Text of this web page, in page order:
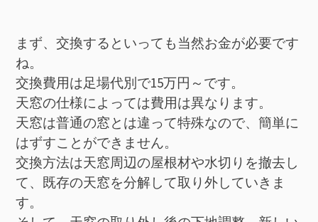
まず、交換するといっても当然お金が必要です
ね。
交換費用は足場代別で15万円～です。
天窓の仕様によっては費用は異なります。
天窓は普通の窓とは違って特殊なので、簡単に
はずすことができません。
交換方法は天窓周辺の屋根材や水切りを撤去し
て、既存の天窓を分解して取り外していきま
す。